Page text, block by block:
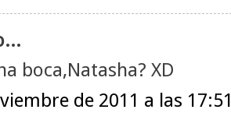
boca,Natasha? XD
de 2011 a las